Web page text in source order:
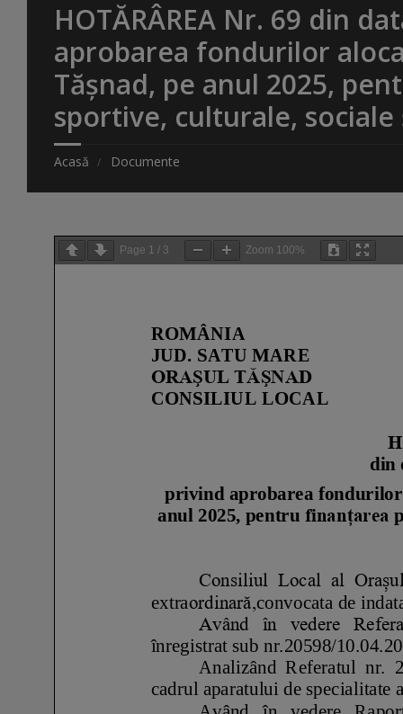
HOTĂRÂREA Nr. 69 din
aprobarea fondurilor
Tășnad, pe anul 2025,
sportive, culturale,
Acasă Documente
Page 1 / 3 Zoom 100%